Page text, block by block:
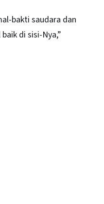
bakti saudara dan
di sisi-Nya,”